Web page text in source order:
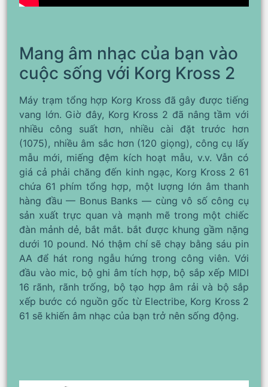
Mang âm nhạc của bạn vào
cuộc sống với Korg Kross 2
Máy trạm tổng hợp Korg Kross đã gây được tiếng
vang lớn. Giờ đây, Korg Kross 2 đã nâng tầm với
nhiều công suất hơn, nhiều cài đặt trước hơn
(1075), nhiều âm sắc hơn (120 giọng), công cụ lấy
mẫu mới, miếng đệm kích hoạt mẫu, v.v. Vẫn có
giá cả phải chăng đến kinh ngạc, Korg Kross 2 61
chứa 61 phím tổng hợp, một lượng lớn âm thanh
hàng đầu — Bonus Banks — cùng vô số công cụ
sản xuất trực quan và mạnh mẽ trong một chiếc
đàn mảnh dẻ, bắt mắt. bắt được khung gầm nặng
dưới 10 pound. Nó thậm chí sẽ chạy bằng sáu pin
AA để hát rong ngẫu hứng trong công viên. Với
đầu vào mic, bộ ghi âm tích hợp, bộ sắp xếp MIDI
16 rãnh, rãnh trống, bộ tạo hợp âm rải và bộ sắp
xếp bước có nguồn gốc từ Electribe, Korg Kross 2
61 sẽ khiến âm nhạc của bạn trở nên sống động.